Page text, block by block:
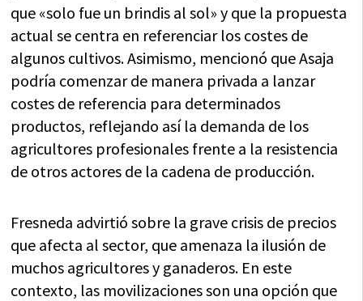
que «solo fue un brindis al sol» y que la propuesta
actual se centra en referenciar los costes de
algunos cultivos. Asimismo, mencionó que Asaja
podría comenzar de manera privada a lanzar
costes de referencia para determinados
productos, reflejando así la demanda de los
agricultores profesionales frente a la resistencia
de otros actores de la cadena de producción.
Fresneda advirtió sobre la grave crisis de precios
que afecta al sector, que amenaza la ilusión de
muchos agricultores y ganaderos. En este
contexto, las movilizaciones son una opción que